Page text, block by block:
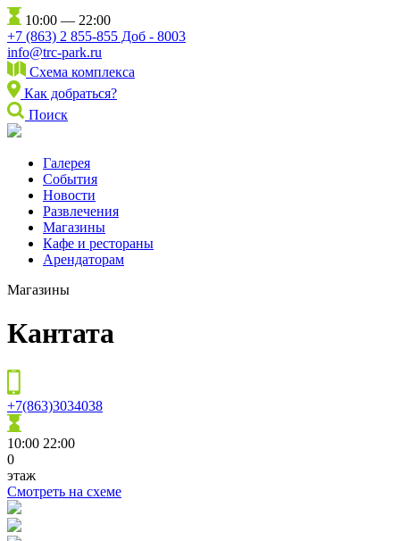
10:00 — 22:00
+7 (863) 2 855-855 Доб - 8003
info@trc-park.ru
Схема комплекса
Как добраться?
Поиск
Галерея
События
Новости
Развлечения
Магазины
Кафе и рестораны
Арендаторам
Магазины
Кантата
+7(863)3034038
10:00 22:00
0
этаж
Смотреть на схеме